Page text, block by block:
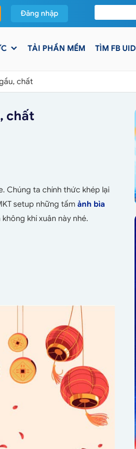
Đăng nhập
TẢI PHẦN MỀM TÌM FB UID
chất
chất
Chúng ta chính thức khép lại
setup những tấm ảnh bìa
khí xuân này nhé.